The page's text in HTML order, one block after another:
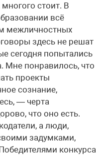
стоит. В
всё
межличностных
здесь не решат
сегодня попытались
Мне понравилось, что
проекты
сознание,
— черта
что оно есть.
а люди,
задумками,
конкурса